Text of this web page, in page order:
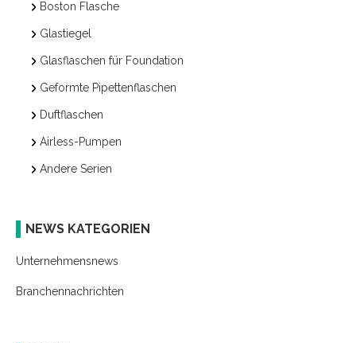
Boston Flasche
Glastiegel
Glasflaschen für Foundation
Geformte Pipettenflaschen
Duftflaschen
Airless-Pumpen
Andere Serien
NEWS KATEGORIEN
Unternehmensnews
Branchennachrichten